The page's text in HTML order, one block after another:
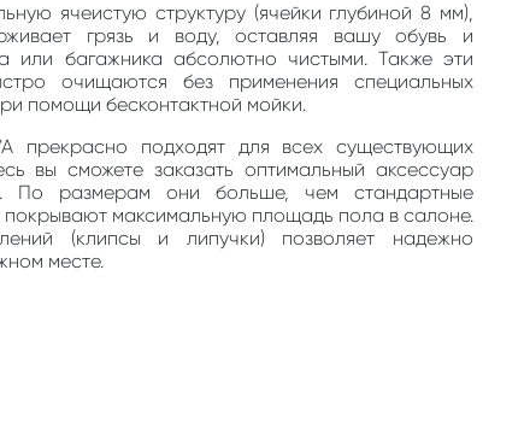
ячеистую структуру (ячейки глубиной 8 мм),
грязь и воду, оставляя вашу обувь и
или багажника абсолютно чистыми. Также эти
очищаются без применения специальных
помощи бесконтактной мойки.
прекрасно подходят для всех существующих
вы сможете заказать оптимальный аксессуар
По размерам они больше, чем стандартные
покрывают максимальную площадь пола в салоне.
(клипсы и липучки) позволяет надежно
месте.